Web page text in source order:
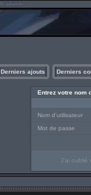
Derniers ajouts Derniers
Entrez votre nom
Nom d'utilisateur
Mot de passe
J'ai oublié